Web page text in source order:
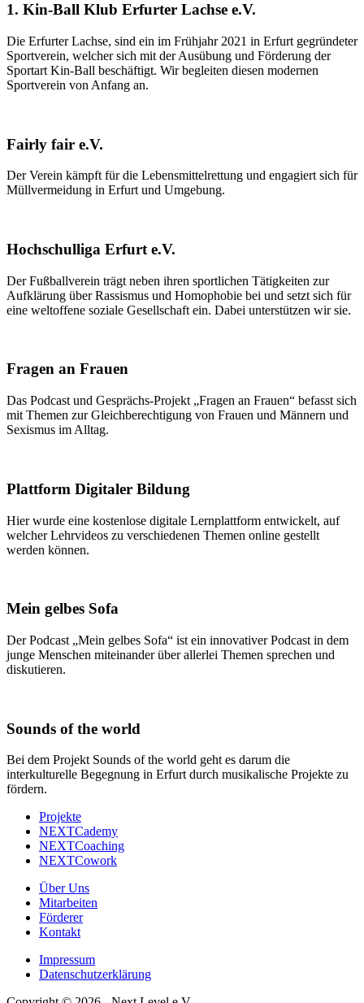
1. Kin-Ball Klub Erfurter Lachse e.V.
Die Erfurter Lachse, sind ein im Frühjahr 2021 in Erfurt gegründeter
Sportverein, welcher sich mit der Ausübung und Förderung der
Sportart Kin-Ball beschäftigt. Wir begleiten diesen modernen
Sportverein von Anfang an.
Fairly fair e.V.
Der Verein kämpft für die Lebensmittelrettung und engagiert sich für
Müllvermeidung in Erfurt und Umgebung.
Hochschulliga Erfurt e.V.
Der Fußballverein trägt neben ihren sportlichen Tätigkeiten zur
Aufklärung über Rassismus und Homophobie bei und setzt sich für
eine weltoffene soziale Gesellschaft ein. Dabei unterstützen wir sie.
Fragen an Frauen
Das Podcast und Gesprächs-Projekt „Fragen an Frauen“ befasst sich
mit Themen zur Gleichberechtigung von Frauen und Männern und
Sexismus im Alltag.
Plattform Digitaler Bildung
Hier wurde eine kostenlose digitale Lernplattform entwickelt, auf
welcher Lehrvideos zu verschiedenen Themen online gestellt
werden können.
Mein gelbes Sofa
Der Podcast „Mein gelbes Sofa“ ist ein innovativer Podcast in dem
junge Menschen miteinander über allerlei Themen sprechen und
diskutieren.
Sounds of the world
Bei dem Projekt Sounds of the world geht es darum die
interkulturelle Begegnung in Erfurt durch musikalische Projekte zu
fördern.
Projekte
NEXTCademy
NEXTCoaching
NEXTCowork
Über Uns
Mitarbeiten
Förderer
Kontakt
Impressum
Datenschutzerklärung